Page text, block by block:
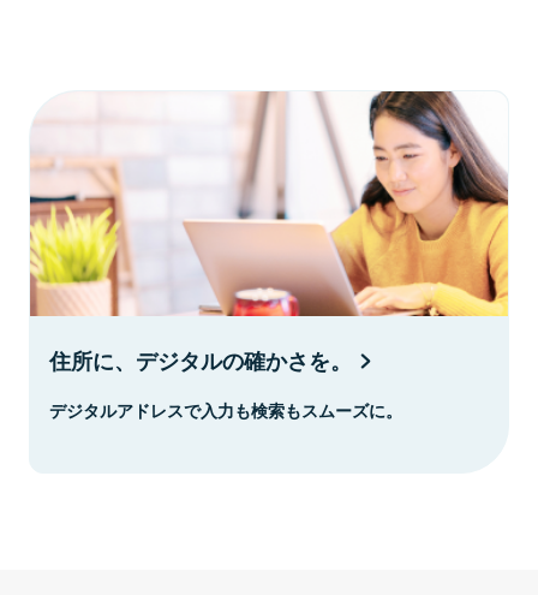
住所に、デジタルの確かさを。
デジタルアドレスで入力も検索もスムーズに。